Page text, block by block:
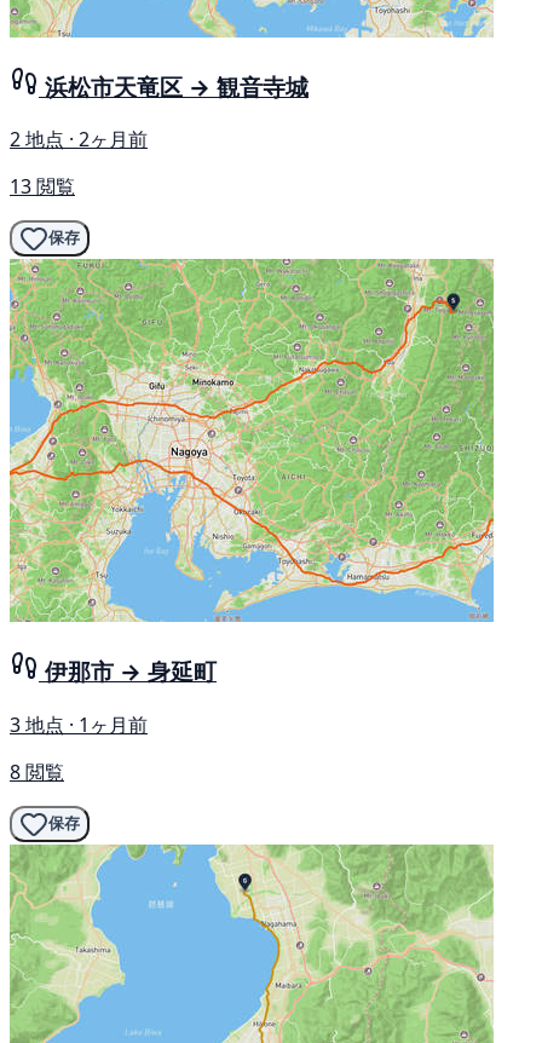
浜松市天竜区 → 観音寺城
2 地点 · 2ヶ月前
13 閲覧
保存
伊那市 → 身延町
3 地点 · 1ヶ月前
8 閲覧
保存